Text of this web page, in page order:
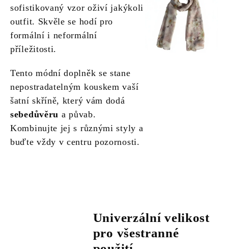
sofistikovaný vzor oživí jakýkoli
outfit. Skvěle se hodí pro
formální i neformální
příležitosti.
Tento módní doplněk se stane
nepostradatelným kouskem vaší
šatní skříně, který vám dodá
sebedůvěru a půvab.
Kombinujte jej s různými styly a
buďte vždy v centru pozornosti.
Univerzální velikost
pro všestranné